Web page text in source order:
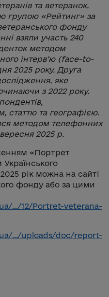
та ветеранок,
групою «Рейтинг» за
фонду
взяли участь 240
методом
інтерв’ю (face-to-
2025 року. Друга
яке
з 2022 року.
статтю та географією.
методом телефонних
2025 р.
«Портрет
Українського
рік можна на сайті
фонду або за цими
.../12/Portret-veterana-
.../uploads/doc/report-